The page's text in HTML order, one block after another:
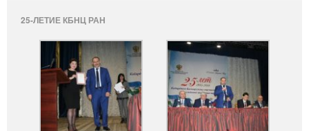
25-ЛЕТИЕ КБНЦ РАН